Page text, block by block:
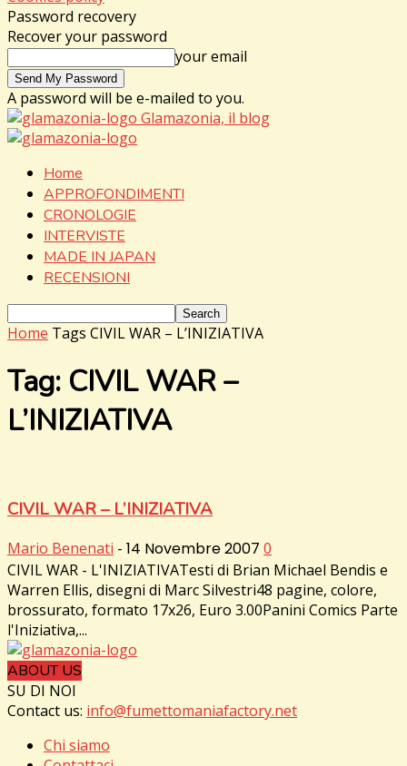
Password recovery
Recover your password
your email
A password will be e-mailed to you.
Glamazonia, il blog
Home
APPROFONDIMENTI
CRONOLOGIE
INTERVISTE
MADE IN JAPAN
RECENSIONI
Home Tags CIVIL WAR – L’INIZIATIVA
Tag: CIVIL WAR –
L’INIZIATIVA
CIVIL WAR – L’INIZIATIVA
Mario Benenati - 14 Novembre 2007 0
CIVIL WAR - L'INIZIATIVATesti di Brian Michael Bendis e
Warren Ellis, disegni di Marc Silvestri48 pagine, colore,
brossurato, formato 17x26, Euro 3.00Panini Comics Parte
l'Iniziativa,...
ABOUT US
SU DI NOI
Contact us: info@fumettomaniafactory.net
Chi siamo